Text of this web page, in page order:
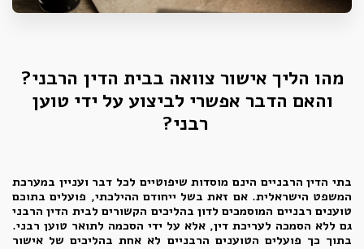
מהו הליך אישור צוואה בבית הדין הרבני?
והאם הדבר אפשרי לביצוע על ידי טוען
רבני?
בתי הדין הרבניים הינם מוסדות שיפוטיים לכל דבר ועניין במערכת
המשפט הישראלית. אם זאת בשל ייחודם ההילכתי, פועלים בתוכם
טוענים רבניים המוסמכים לדון בהליכים הקשורים לבית הדין הרבני
גם ללא הסמכה לעריכת דין, אלא על ידי הסכמה לתואר טוען רבני.
בתוך כך פועלים הטוענים הרבניים לא אחת בהליכים של אישור